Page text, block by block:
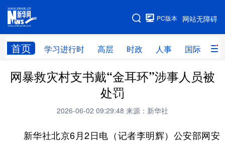
网站无障碍
PC版本
首页 学习进行时 高层 时政 人事 国际 财
网站地图
学习进行时 高层 时政 人事
全球连线
科技 科创 量子 体育
网暴救灾村支书戴“金耳环”涉事人员被
处罚
2026-06-02 09:29:48 来源：新华社
新华社北京6月2日电（记者李明辉）公安部网安